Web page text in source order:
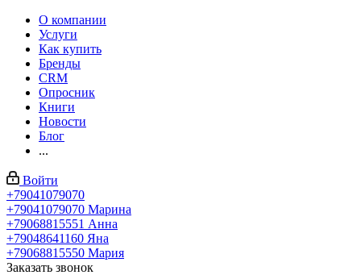
О компании
Услуги
Как купить
Бренды
CRM
Опросник
Книги
Новости
Блог
...
Войти
+79041079070
+79041079070 Марина
+79068815551 Анна
+79048641160 Яна
+79068815550 Мария
Заказать звонок